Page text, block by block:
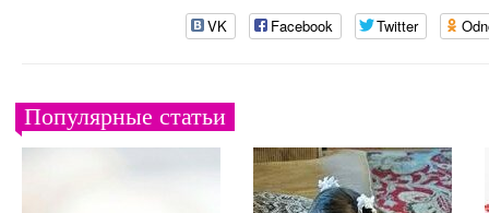
VK Facebook Twitter
Популярные статьи